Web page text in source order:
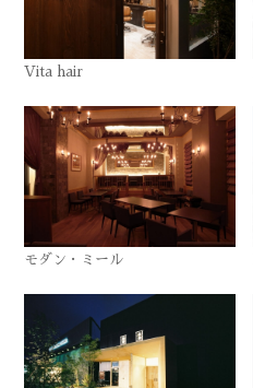
Vita hair
モダン・ミール